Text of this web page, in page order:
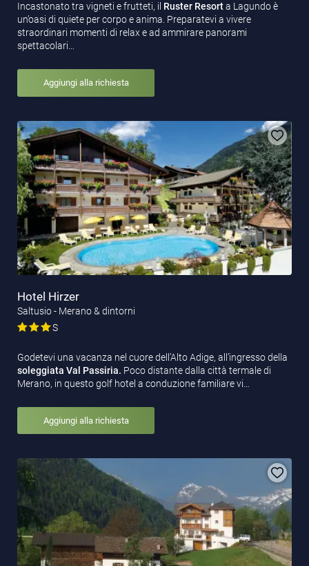
Incastonato tra vigneti e frutteti, il Ruster Resorta Lagundo è
un’oasi di quiete per corpo e anima. Preparatevi a vivere
straordinari momenti di relax e ad ammirare panorami
spettacolari…
Aggiungi alla richiesta
Hotel Hirzer
Saltusio - Merano & dintorni
S
Godetevi una vacanza nel cuore dell’Alto Adige, all’ingresso della
soleggiata Val Passiria. Poco distante dalla città termale di
Merano, in questo golf hotel a conduzione familiare vi…
Aggiungi alla richiesta